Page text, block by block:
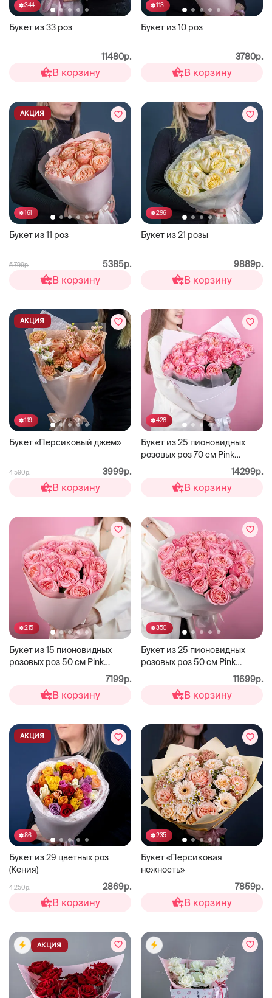
344
Букет из 33 роз
11480р.
В корзину
113
Букет из 10 роз
3780р.
В корзину
161
Букет из 11 роз
АКЦИЯ
5 799р. 5385р.
В корзину
296
Букет из 21 розы
9889р.
В корзину
119
Букет «Персиковый джем»
АКЦИЯ
4 590р. 3999р.
В корзину
428
Букет из 25 пионовидных
розовых роз 70 см Pink
14299р.
В корзину
215
Букет из 15 пионовидных
розовых роз 50 см Pink
7199р.
В корзину
350
Букет из 25 пионовидных
розовых роз 50 см Pink
11699р.
В корзину
86
Букет из 29 цветных роз
(Кения)
АКЦИЯ
4 250р. 2869р.
В корзину
235
Букет «Персиковая
нежность»
7859р.
В корзину
АКЦИЯ